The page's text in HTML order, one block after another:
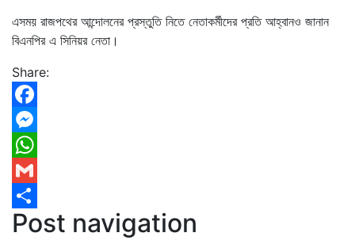
এসময় রাজপথের আন্দোলনের প্রস্তুতি নিতে নেতাকর্মীদের প্রতি আহ্বানও জানান
বিএনপির এ সিনিয়র নেতা।
Share:
Facebook
Messenger
WhatsApp
Gmail
Share
Post navigation